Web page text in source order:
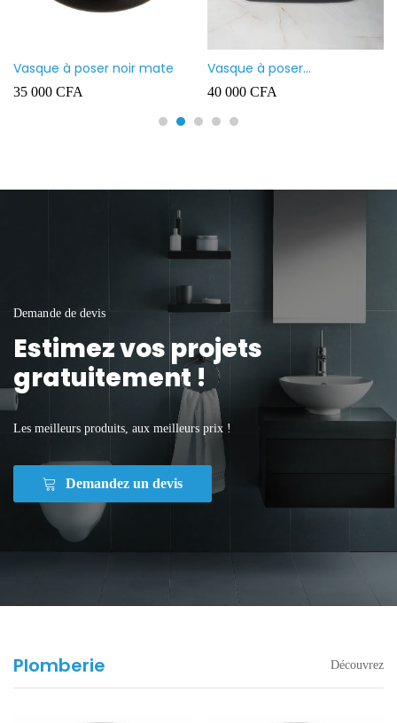
Vasque à poser noir mate
35 000 CFA
Vasque à poser
rectangulaire noir mate
40 000 CFA
Demande de devis
Estimez vos projets
gratuitement !
Les meilleurs produits, aux meilleurs prix !
Demandez un devis
Plomberie Découvrez